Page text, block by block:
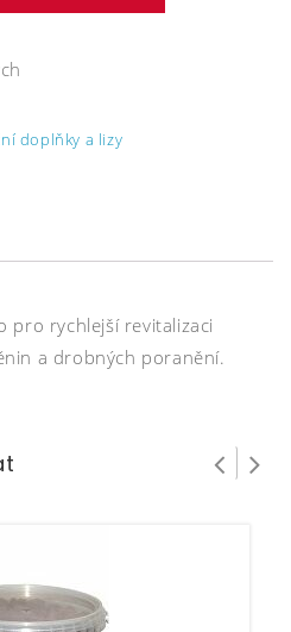
doplňky a lizy
pro rychlejší revitalizaci
a drobných poranění.